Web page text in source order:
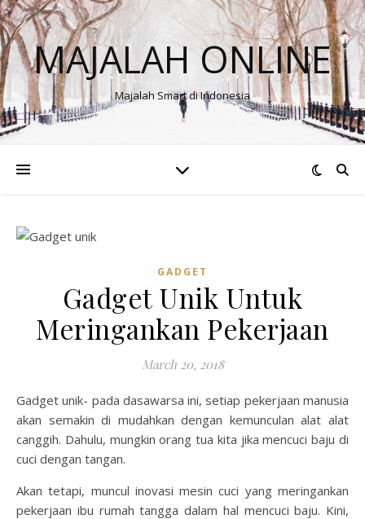
MAJALAH ONLINE
Majalah Smart di Indonesia
GADGET
Gadget Unik Untuk
Meringankan Pekerjaan
March 20, 2018
Gadget unik- pada dasawarsa ini, setiap pekerjaan manusia
akan semakin di mudahkan dengan kemunculan alat alat
canggih. Dahulu, mungkin orang tua kita jika mencuci baju di
cuci dengan tangan.
Akan tetapi, muncul inovasi mesin cuci yang meringankan
pekerjaan ibu rumah tangga dalam hal mencuci baju. Kini,